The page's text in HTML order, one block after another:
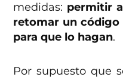
medidas: permitir
retomar un
para que lo hagan.
Por supuesto que